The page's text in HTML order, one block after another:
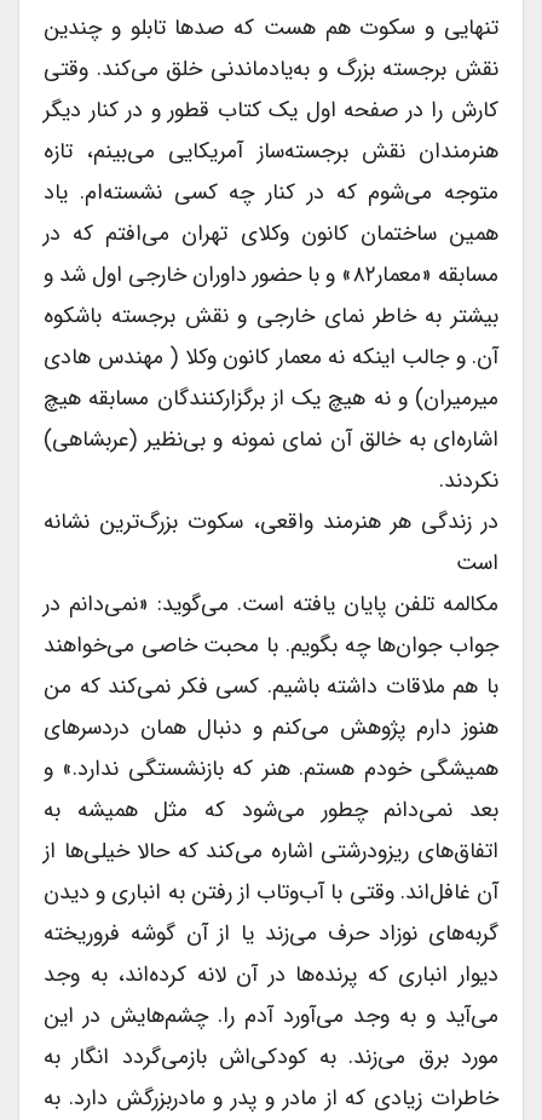
تنهایى و سکوت هم هست که صدها تابلو و چندین
نقش برجسته بزرگ و به‌یادماندنی خلق می‌کند. وقتى
کارش را در صفحه اول یک کتاب قطور و در کنار دیگر
هنرمندان نقش برجسته‌ساز آمریکایى می‌بینم، تازه
متوجه می‌شوم که در کنار چه کسى نشسته‌ام. یاد
همین ساختمان کانون وکلاى تهران می‌افتم که در
مسابقه «معمار۸۲» و با حضور داوران خارجى اول شد و
بیشتر به خاطر نماى خارجى و نقش برجسته باشکوه
آن. و جالب اینکه نه معمار کانون وکلا ( مهندس هادى
میرمیران) و نه هیچ یک از برگزارکنندگان مسابقه هیچ
اشاره‌ای به خالق آن نماى نمونه و بی‌نظیر (عربشاهى)
نکردند.
در زندگى هر هنرمند واقعى، سکوت بزرگ‌ترین نشانه
است
مکالمه تلفن پایان یافته است. می‌گوید: «نمی‌دانم در
جواب جوان‌ها چه بگویم. با محبت خاصى می‌خواهند
با هم ملاقات داشته باشیم. کسى فکر نمی‌کند که من
هنوز دارم پژوهش می‌کنم و دنبال همان دردسرهاى
همیشگى خودم هستم. هنر که بازنشستگى ندارد.» و
بعد نمی‌دانم چطور می‌شود که مثل همیشه به
اتفاق‌های ریزودرشتی اشاره می‌کند که حالا خیلی‌ها از
آن غافل‌اند. وقتى با آب‌وتاب از رفتن به انبارى و دیدن
گربه‌های نوزاد حرف می‌زند یا از آن گوشه فروریخته
دیوار انبارى که پرنده‌ها در آن لانه کرده‌اند، به وجد
می‌آید و به وجد می‌آورد آدم را. چشم‌هایش در این
مورد برق می‌زند. به کودکی‌اش بازمی‌گردد انگار به
خاطرات زیادى که از مادر و پدر و مادربزرگش دارد. به